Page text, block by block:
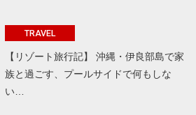
TRAVEL
【リゾート旅行記】 沖縄・伊良部島で家
族と過ごす、プールサイドで何もしな
い…